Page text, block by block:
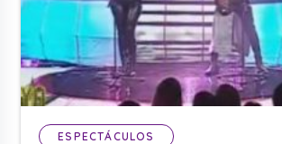
ESPECTÁCULOS